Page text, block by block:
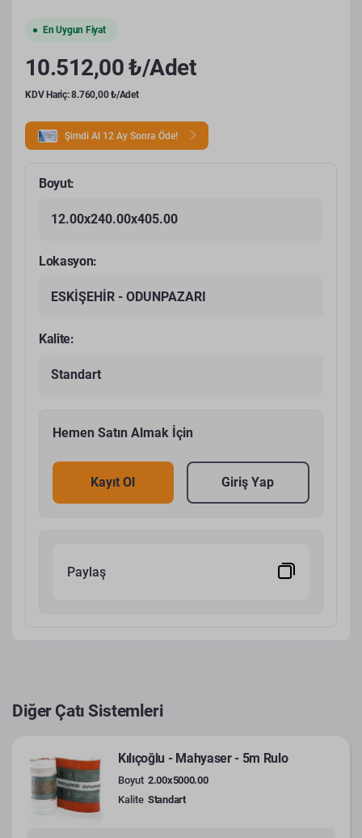
En Uygun Fiyat
10.512,00 ₺/Adet
KDV Hariç: 8.760,00 ₺/Adet
Şimdi Al 12 Ay Sonra Öde!
Boyut:
12.00x240.00x405.00
Lokasyon:
ESKİŞEHİR - ODUNPAZARI
Kalite:
Standart
Hemen Satın Almak İçin
Kayıt Ol Giriş Yap
Paylaş
Diğer Çatı Sistemleri
Kılıçoğlu - Mahyaser - 5m Rulo
Boyut 2.00x5000.00
Kalite Standart